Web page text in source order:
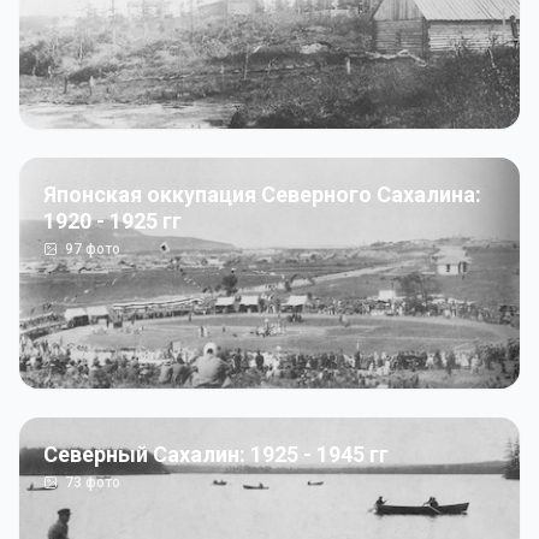
Японская оккупация Северного Сахалина:
1920 - 1925 гг
97 фото
Северный Сахалин: 1925 - 1945 гг
73фото